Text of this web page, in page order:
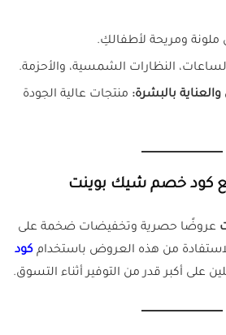
ومريحة لأطفالكِ.
النظارات الشمسية، والأحزمة.
بالبشرة: منتجات عالية الجودة
كود خصم شيك بوينت
عروضًا حصرية وتخفيضات ضخمة على
من هذه العروض باستخدام كود
على أكبر قدر من التوفير أثناء التسوق.